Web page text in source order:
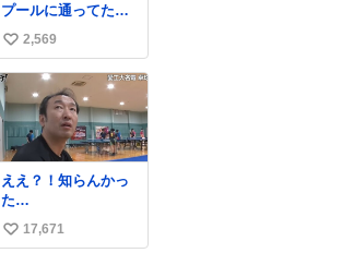
プールに通ってたア
ナタ、完全なる同世
代（笑） #70年代
#80年代 #昭和レト
ロ
い
い
ね
数
2,569
ええ？！知らんかっ
た…
い
17,671